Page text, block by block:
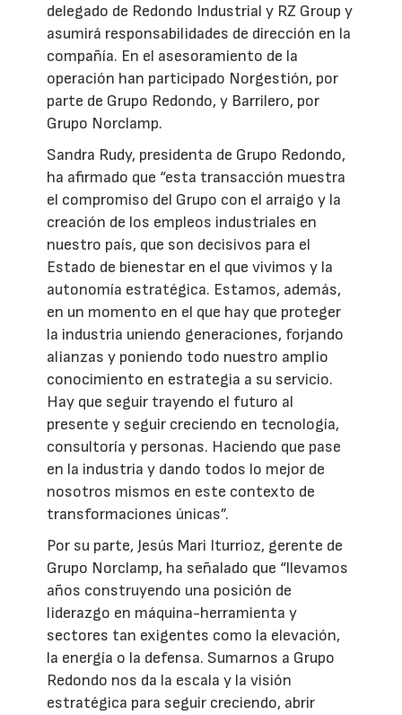
delegado de Redondo Industrial y RZ Group y
asumirá responsabilidades de dirección en la
compañía. En el asesoramiento de la
operación han participado Norgestión, por
parte de Grupo Redondo, y Barrilero, por
Grupo Norclamp.
Sandra Rudy, presidenta de Grupo Redondo,
ha afirmado que “esta transacción muestra
el compromiso del Grupo con el arraigo y la
creación de los empleos industriales en
nuestro país, que son decisivos para el
Estado de bienestar en el que vivimos y la
autonomía estratégica. Estamos, además,
en un momento en el que hay que proteger
la industria uniendo generaciones, forjando
alianzas y poniendo todo nuestro amplio
conocimiento en estrategia a su servicio.
Hay que seguir trayendo el futuro al
presente y seguir creciendo en tecnología,
consultoría y personas. Haciendo que pase
en la industria y dando todos lo mejor de
nosotros mismos en este contexto de
transformaciones únicas”.
Por su parte, Jesús Mari Iturrioz, gerente de
Grupo Norclamp, ha señalado que “llevamos
años construyendo una posición de
liderazgo en máquina-herramienta y
sectores tan exigentes como la elevación,
la energía o la defensa. Sumarnos a Grupo
Redondo nos da la escala y la visión
estratégica para seguir creciendo, abrir